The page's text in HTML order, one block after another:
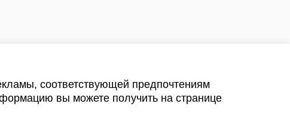
соответствующей предпочтениям
вы можете получить на странице